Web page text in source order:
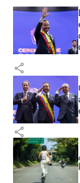
share
share